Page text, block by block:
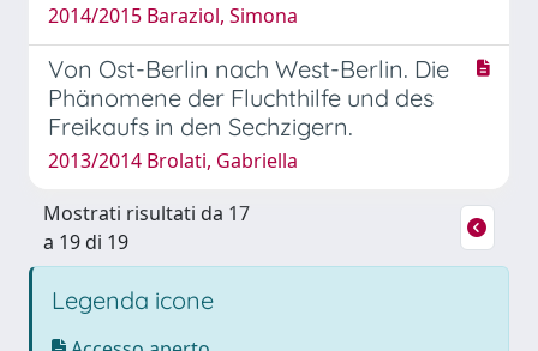
2014/2015 Baraziol, Simona
Von Ost-Berlin nach West-Berlin. Die
Phänomene der Fluchthilfe und des
Freikaufs in den Sechzigern.
2013/2014 Brolati, Gabriella
Mostrati risultati da 17
a 19 di 19
Legenda icone